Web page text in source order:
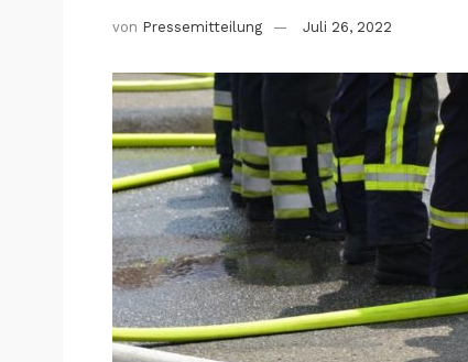
von Pressemitteilung Juli 26, 2022